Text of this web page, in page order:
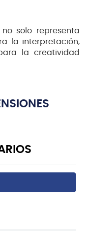
solo representa
la interpretación,
la creatividad